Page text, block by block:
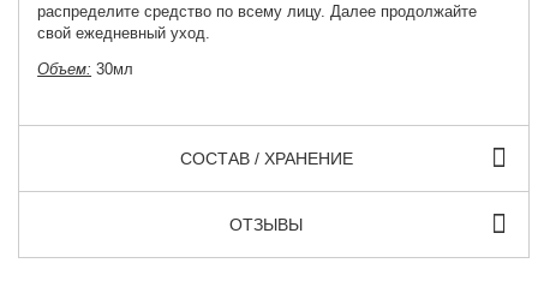
распределите средство по всему лицу. Далее продолжайте
свой ежедневный уход.
Объем: 30мл
СОСТАВ / ХРАНЕНИЕ
ОТЗЫВЫ